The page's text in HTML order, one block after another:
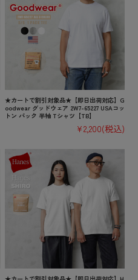
★カートで割引対象品★【即日出荷対応】G
oodwear グッドウェア 2W7-65227 USAコッ
トン パック 半袖 Tシャツ【TB】
¥2,200(税込)